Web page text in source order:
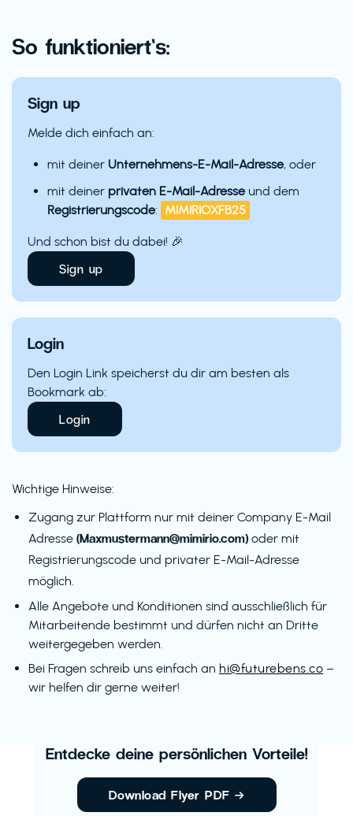
So funktioniert’s:
Sign up
Melde dich einfach an:
mit deiner Unternehmens-E-Mail-Adresse, oder
mit deiner privaten E-Mail-Adresse und dem
Registrierungscode: MIMIRIOXFB25
Und schon bist du dabei! 🎉
Sign up
Login
Den Login Link speicherst du dir am besten als
Bookmark ab:
Login
Wichtige Hinweise:
Zugang zur Plattform nur mit deiner Company E-Mail
Adresse (Maxmustermann@mimirio.com) oder mit
Registrierungscode und privater E-Mail-Adresse
möglich.
Alle Angebote und Konditionen sind ausschließlich für
Mitarbeitende bestimmt und dürfen nicht an Dritte
weitergegeben werden.
Bei Fragen schreib uns einfach an hi@futurebens.co –
wir helfen dir gerne weiter!
Entdecke deine persönlichen Vorteile!
Download Flyer PDF →